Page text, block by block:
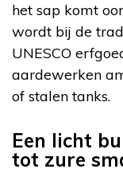
het sap komt
wordt bij de
UNESCO
aardewerken
of stalen tanks.
Een licht
tot zure